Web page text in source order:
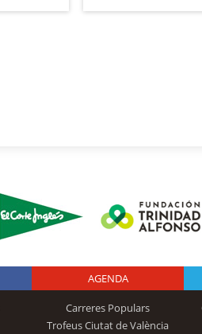
Logo Fundación
AGENDA
Carreres Populars
Trofeus Ciutat de València